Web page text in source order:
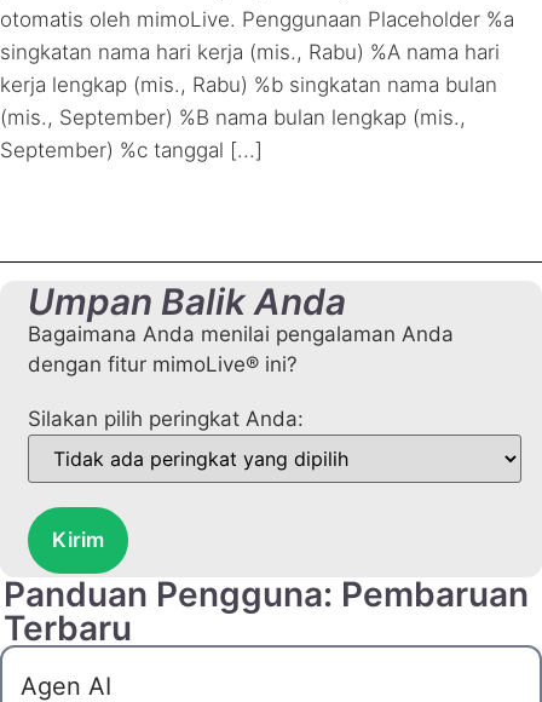
otomatis oleh mimoLive. Penggunaan Placeholder %a
singkatan nama hari kerja (mis., Rabu) %A nama hari
kerja lengkap (mis., Rabu) %b singkatan nama bulan
(mis., September) %B nama bulan lengkap (mis.,
September) %c tanggal [...]
Umpan Balik Anda
Bagaimana Anda menilai pengalaman Anda
dengan fitur mimoLive® ini?
Silakan pilih peringkat Anda:
Kirim
Panduan Pengguna: Pembaruan
Terbaru
Agen AI